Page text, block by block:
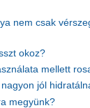
nem csak
okoz?
mellett
jól
megyünk?